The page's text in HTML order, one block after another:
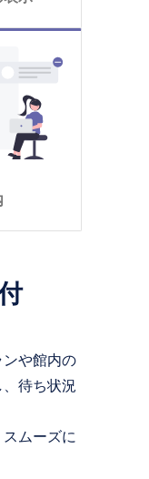
や館内の
待ち状況
ムーズに